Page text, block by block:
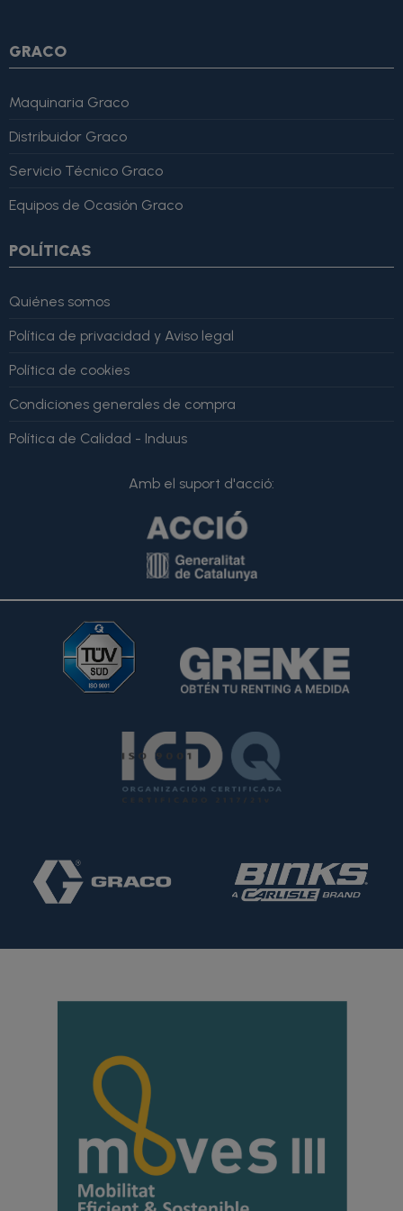
GRACO
Maquinaria Graco
Distribuidor Graco
Servicio Técnico Graco
Equipos de Ocasión Graco
POLÍTICAS
Quiénes somos
Política de privacidad y Aviso legal
Política de cookies
Condiciones generales de compra
Política de Calidad - Induus
Amb el suport d'acció: